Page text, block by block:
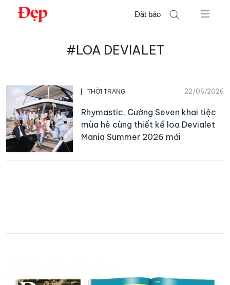
Chuyển
Đặt báo
#LOA DEVIALET
THỜI TRANG 22/06/2026
Rhymastic, Cường Seven khai tiệc
mùa hè cùng thiết kế loa Devialet
Mania Summer 2026 mới